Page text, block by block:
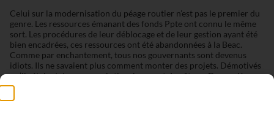
Celui sur la modernisation du péage routier n’est pas le premier du
genre. Les ressources émanant des fonds Ppte ont connu le même
sort. Les procédures de leur déblocage et de leur gestion ayant été
bien encadrées, ces ressources ont été abandonnées à la Beac.
Comme par enchantement, tous nos gouvernants sont devenus
idiots. Ils ne savaient plus comment monter des projets. Démotivés
qu’ils étaient de ne pouvoir tirer leur part du gâteau. De manière
plus globale, c’est cette façon de faire qui a gangrené tout notre
système des marchés publics. Malgré toutes les dispositions